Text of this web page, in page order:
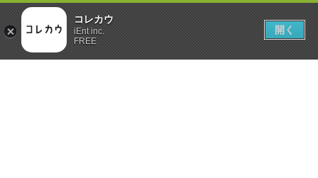
コレカウ
iEnt inc.
FREE
開く